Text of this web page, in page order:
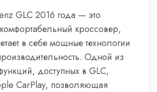
GLC 2016 года — это
кроссовер,
в себе мощные технологии
Одной из
доступных в GLC,
CarPlay, позволяющая